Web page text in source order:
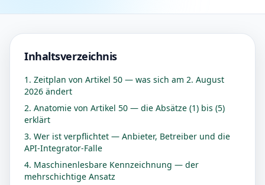
Inhaltsverzeichnis
1. Zeitplan von Artikel 50 — was sich am 2. August
2026 ändert
2. Anatomie von Artikel 50 — die Absätze (1) bis (5)
erklärt
3. Wer ist verpflichtet — Anbieter, Betreiber und die
API-Integrator-Falle
4. Maschinenlesbare Kennzeichnung — der
mehrschichtige Ansatz